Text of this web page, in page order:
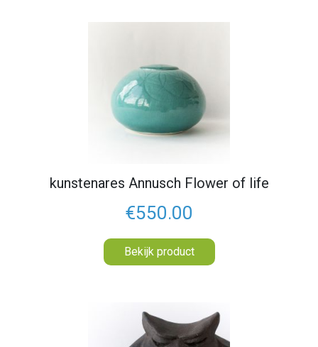
kunstenares Annusch Flower of life
€550.00
Bekijk product